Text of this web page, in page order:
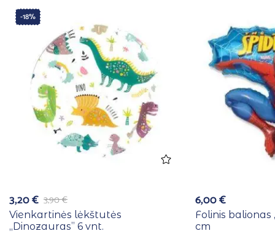
-18%
3,90€
3,20€
Vienkartinės lėkštutės
,,Dinozauras” 6 vnt.
6,00€
Folinis balionas
cm